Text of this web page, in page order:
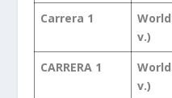
Carrera 1
v.)
CARRERA 1
v.)